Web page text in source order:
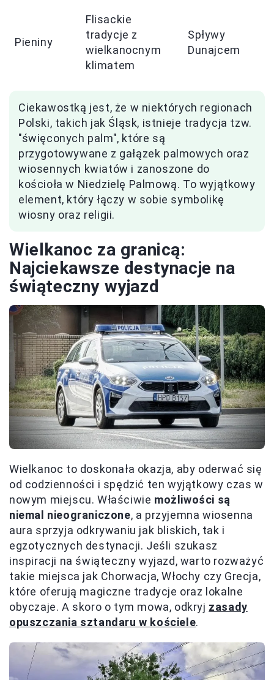
Pieniny
Flisackie
tradycje z
wielkanocnym
klimatem
Spływy
Dunajcem
Ciekawostką jest, że w niektórych regionach
Polski, takich jak Śląsk, istnieje tradycja tzw.
"święconych palm", które są
przygotowywane z gałązek palmowych oraz
wiosennych kwiatów i zanoszone do
kościoła w Niedzielę Palmową. To wyjątkowy
element, który łączy w sobie symbolikę
wiosny oraz religii.
Wielkanoc za granicą:
Najciekawsze destynacje na
świąteczny wyjazd
Wielkanoc to doskonała okazja, aby oderwać się
od codzienności i spędzić ten wyjątkowy czas w
nowym miejscu. Właściwie możliwości są
niemal nieograniczone, a przyjemna wiosenna
aura sprzyja odkrywaniu jak bliskich, tak i
egzotycznych destynacji. Jeśli szukasz
inspiracji na świąteczny wyjazd, warto rozważyć
takie miejsca jak Chorwacja, Włochy czy Grecja,
które oferują magiczne tradycje oraz lokalne
obyczaje. A skoro o tym mowa, odkryj zasady
opuszczania sztandaru w kościele.